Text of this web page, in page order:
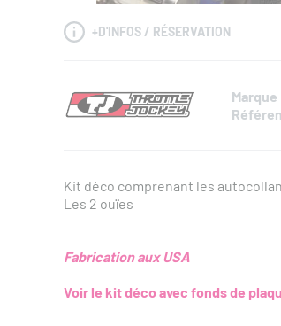
+D'INFOS / RÉSERVATION
Marque
Kit déco comprenant les
Les 2 ouïes
Fabrication aux USA
Voir le kit déco avec fonds de